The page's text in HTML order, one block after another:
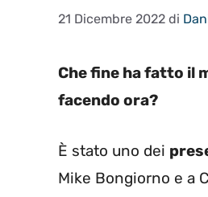
21 Dicembre 2022 di
Che fine ha fatto il
facendo ora?
È stato uno dei
Mike Bongiorno e a